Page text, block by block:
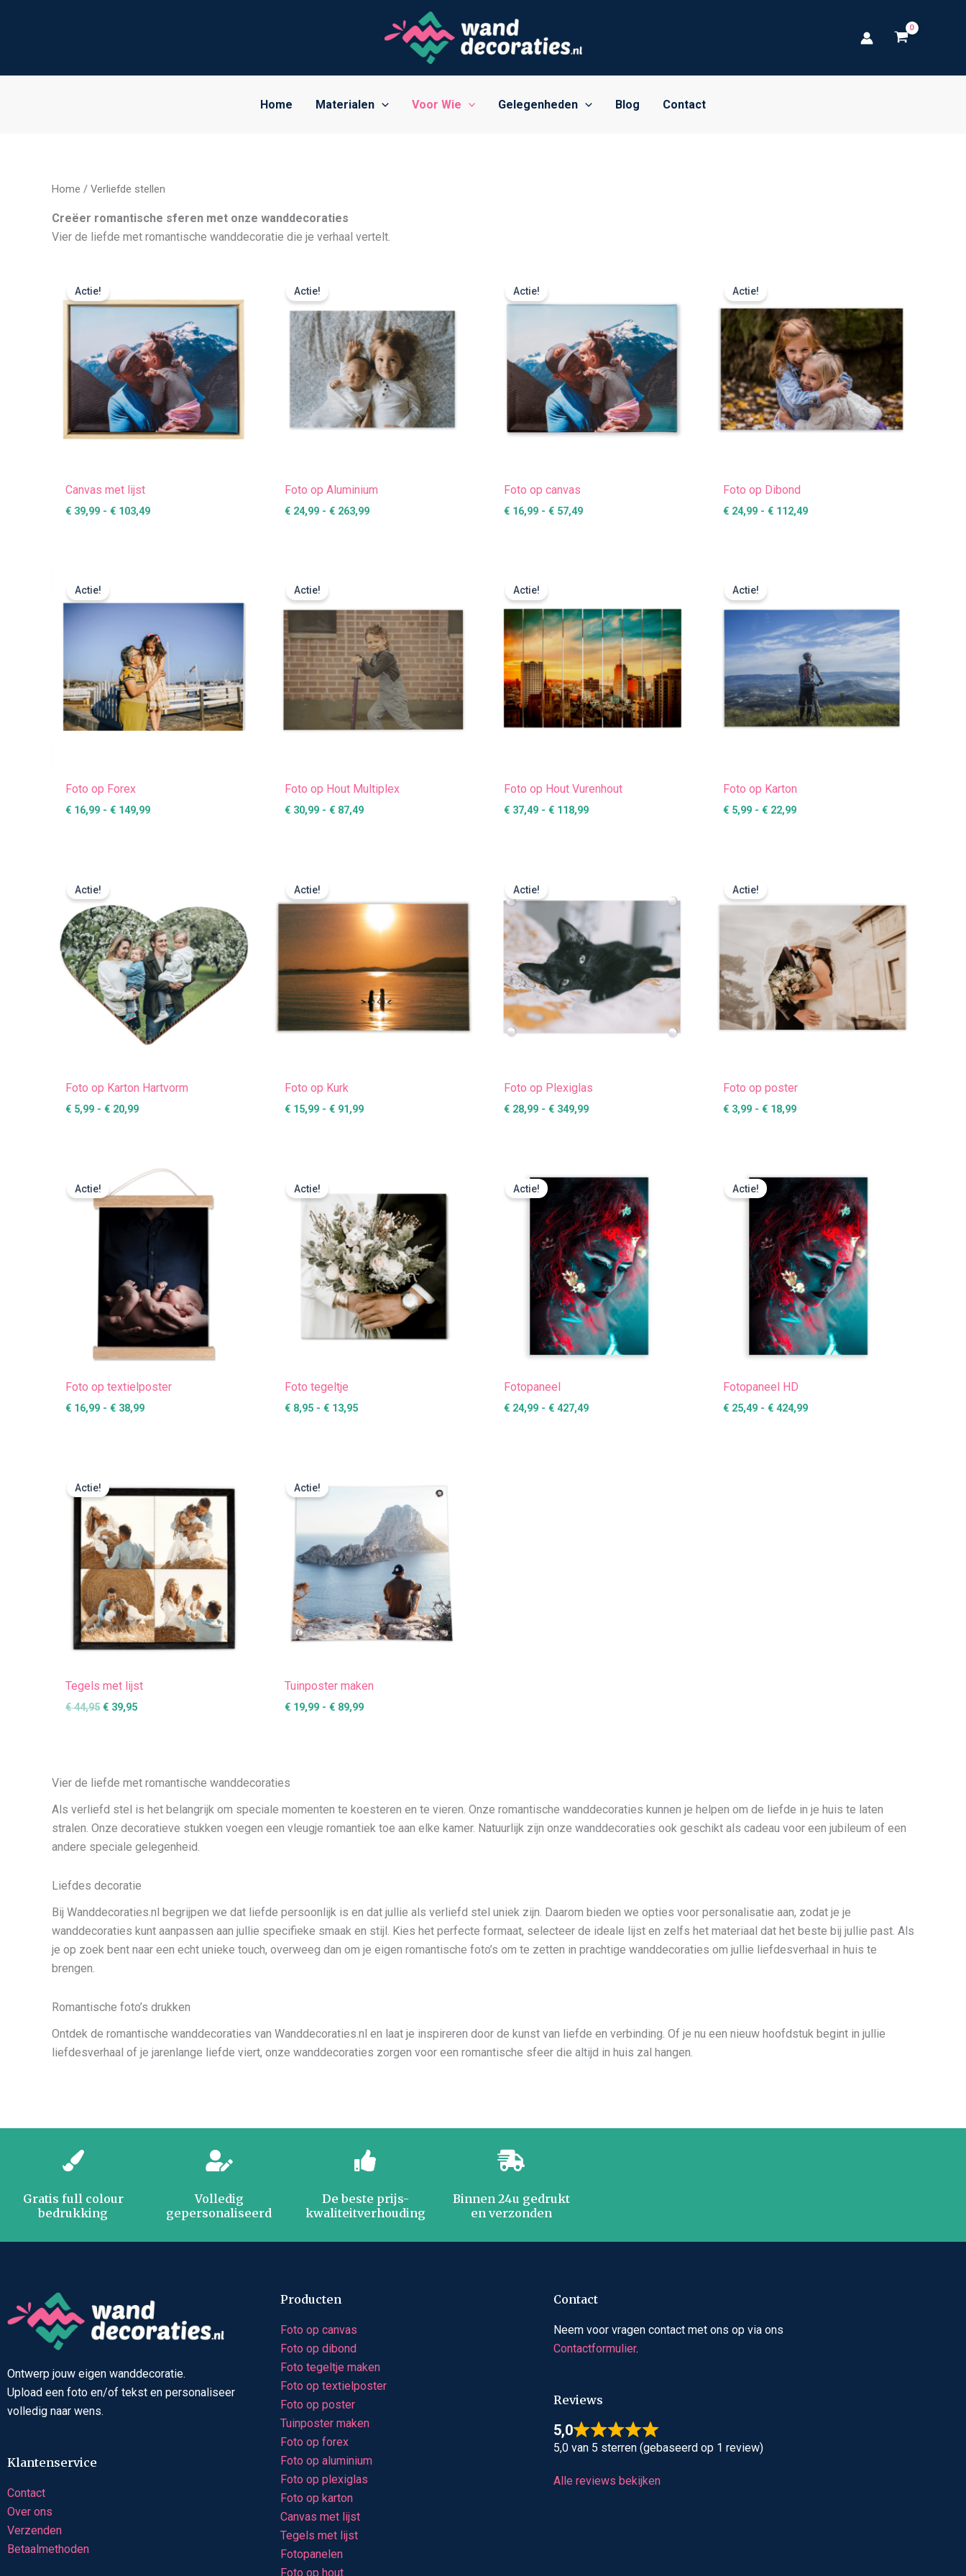
Home Materialen Voor Wie Gelegenheden Blog Contact
Home / Verliefde stellen
Creëer romantische sferen met onze wanddecoraties
Vier de liefde met romantische wanddecoratie die je verhaal vertelt.
Actie!
Canvas met lijst
€ 39,99 - € 103,49
tot
€ 103,49
Actie!
Foto op Aluminium
€ 24,99 - € 263,99
€ 263,99
Actie!
Foto op canvas
€ 16,99 - € 57,49
Actie!
Foto op Dibond
€ 24,99 - € 112,49
€ 112,49
Actie!
Foto op Forex
€ 16,99 - € 149,99
Actie!
Foto op Hout Multiplex
€ 30,99 - € 87,49
€ 87,49
Actie!
Foto op Hout Vurenhout
€ 37,49 - € 118,99
€ 118,99
Actie!
Foto op Karton
€ 5,99 - € 22,99
€ 22,99
Actie!
Foto op Karton Hartvorm
€ 5,99 - € 20,99
€ 20,99
Actie!
Foto op Kurk
€ 15,99 - € 91,99
€ 91,99
Actie!
Foto op Plexiglas
€ 28,99 - € 349,99
Actie!
Foto op poster
€ 3,99 - € 18,99
€ 18,99
Actie!
Foto op textielposter
€ 16,99 - € 38,99
Prijsklasse:
€ 16,99
tot
€ 38,99
Actie!
Foto tegeltje
€ 8,95 - € 13,95
€ 13,95
Actie!
Fotopaneel
€ 24,99 - € 427,49
€ 24,99
tot
€ 427,49
Actie!
Fotopaneel HD
€ 25,49 - € 424,99
€ 25,49
tot
€ 424,99
Actie!
Tegels met lijst
€44,95
was:
€ 39,95
is:
Actie!
Tuinposter maken
€ 19,99 - € 89,99
€ 89,99
Vier de liefde met romantische wanddecoraties
Als verliefd stel is het belangrijk om speciale momenten te koesteren en te vieren. Onze romantische wanddecoraties kunnen je helpen om de liefde in je huis te laten
stralen. Onze decoratieve stukken voegen een vleugje romantiek toe aan elke kamer. Natuurlijk zijn onze wanddecoraties ook geschikt als cadeau voor een jubileum of een
andere speciale gelegenheid.
Liefdes decoratie
Bij Wanddecoraties.nl begrijpen we dat liefde persoonlijk is en dat jullie als verliefd stel uniek zijn. Daarom bieden we opties voor personalisatie aan, zodat je je
wanddecoraties kunt aanpassen aan jullie specifieke smaak en stijl. Kies het perfecte formaat, selecteer de ideale lijst en zelfs het materiaal dat het beste bij jullie past. Als
je op zoek bent naar een echt unieke touch, overweeg dan om je eigen romantische foto’s om te zetten in prachtige wanddecoraties om jullie liefdesverhaal in huis te
brengen.
Romantische foto’s drukken
Ontdek de romantische wanddecoraties van Wanddecoraties.nl en laat je inspireren door de kunst van liefde en verbinding. Of je nu een nieuw hoofdstuk begint in jullie
liefdesverhaal of je jarenlange liefde viert, onze wanddecoraties zorgen voor een romantische sfeer die altijd in huis zal hangen.
Gratis full colour
bedrukking
Volledig
gepersonaliseerd
De beste prijs-
kwaliteitverhouding
Binnen 24u gedrukt
en verzonden
Ontwerp jouw eigen wanddecoratie.
Upload een foto en/of tekst en personaliseer
volledig naar wens.
Klantenservice
Contact
Over ons
Verzenden
Betaalmethoden
Producten
Foto op canvas
Foto op dibond
Foto tegeltje maken
Foto op textielposter
Foto op poster
Tuinposter maken
Foto op forex
Foto op aluminium
Foto op plexiglas
Foto op karton
Canvas met lijst
Tegels met lijst
Fotopanelen
Foto op hout
Contact
Neem voor vragen contact met ons op via ons
Contactformulier.
Reviews
5,0
5,0 van 5 sterren (gebaseerd op 1 review)
Alle reviews bekijken